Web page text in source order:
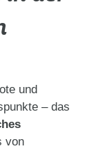
und
– das
von